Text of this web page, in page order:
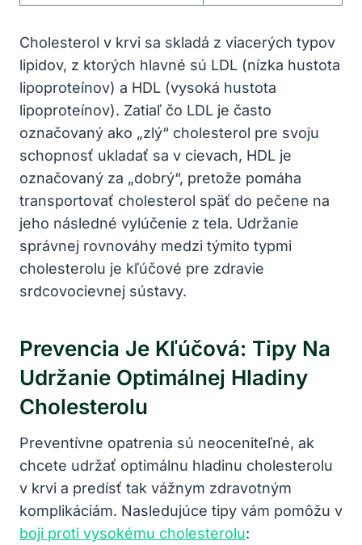
Cholesterol v ⁤krvi sa skladá z viacerých typov
lipidov, z ktorých hlavné sú LDL‍ (nízka hustota
lipoproteínov) ‍a HDL (vysoká hustota
lipoproteínov). ‌Zatiaľ čo LDL je často
označovaný‌ ako „zlý“ cholesterol pre svoju‍
schopnosť ukladať sa v cievach, HDL je
označovaný za „dobrý“, pretože pomáha
transportovať cholesterol späť do pečene na
jeho‍ následné vylúčenie z tela. Udržanie
správnej rovnováhy medzi⁣ týmito typmi⁣
cholesterolu je‌ kľúčové pre zdravie
srdcovocievnej sústavy.
Prevencia ‍je Kľúčová: Tipy Na
Udržanie Optimálnej Hladiny
Cholesterolu
Preventívne opatrenia sú neoceniteľné, ak
chcete udržať optimálnu hladinu ‌cholesterolu
v krvi a predísť tak vážnym zdravotným
komplikáciám. Nasledujúce tipy vám pomôžu v
boji proti vysokému ‌cholesterolu: